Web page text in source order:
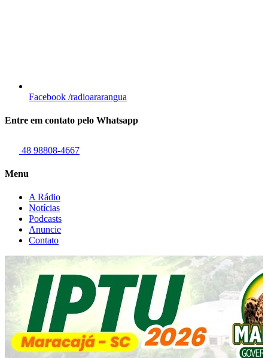
Facebook /radioararangua
Entre em contato pelo Whatsapp
48 98808-4667
Menu
A Rádio
Notícias
Podcasts
Anuncie
Contato